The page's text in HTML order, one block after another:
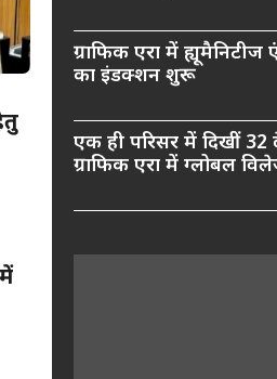
ग्राफिक एरा में
का इंडक्शन शुरू
एक ही परिसर में दिखीं
ग्राफिक एरा में ग्लोबल